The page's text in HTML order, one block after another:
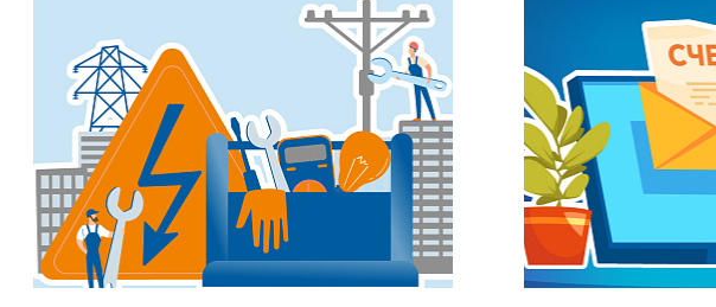
+7-800-700-24-57
Заказать обратный звонок
Частным клиентам
Корпоративным клиентам